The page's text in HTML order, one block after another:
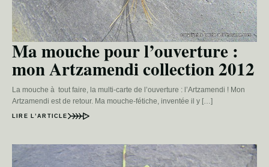
Ma mouche pour l’ouverture :
mon Artzamendi collection 2012
La mouche à tout faire, la multi-carte de l’ouverture : l’Artzamendi ! Mon
Artzamendi est de retour. Ma mouche-fétiche, inventée il y […]
LIRE L’ARTICLE